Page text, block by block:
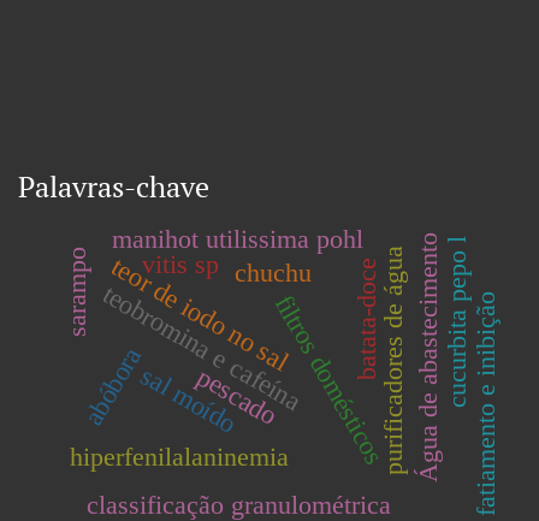
Palavras-chave
pescado
hiperfenilalaninemiafiltros domésticospurificadores de águaÁgua de abastecimento
teobromina e cafeína
sal moído
teor de iodo no sal
classificação granulométrica
manihot utilissima pohl cucurbita pepo l
abóbora
chuchu batata-doce
vitis sp
fatiamento e inibição
sarampo